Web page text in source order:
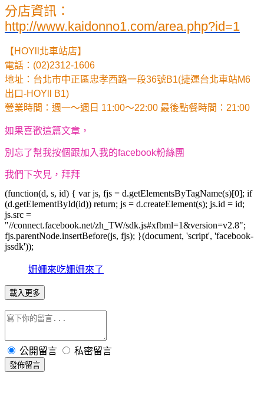
分店資訊：
http://www.kaidonno1.com/area.php?id=1
【HOYll北車站店】
電話：(02)2312-1606
地址：台北市中正區忠孝西路一段36號B1(捷運台北車站M6
出口-HOYll B1)
營業時間：週一～週日 11:00～22:00 最後點餐時間：21:00
如果喜歡這篇文章，
別忘了幫我按個跟加入我的facebook粉絲團
我們下次見，拜拜
(function(d, s, id) { var js, fjs = d.getElementsByTagName(s)[0]; if
(d.getElementById(id)) return; js = d.createElement(s); js.id = id;
js.src =
"//connect.facebook.net/zh_TW/sdk.js#xfbml=1&version=v2.8";
fjs.parentNode.insertBefore(js, fjs); }(document, 'script', 'facebook-
jssdk'));
姍姍來吃姍姍來了
載入更多
公開留言 私密留言
發佈留言